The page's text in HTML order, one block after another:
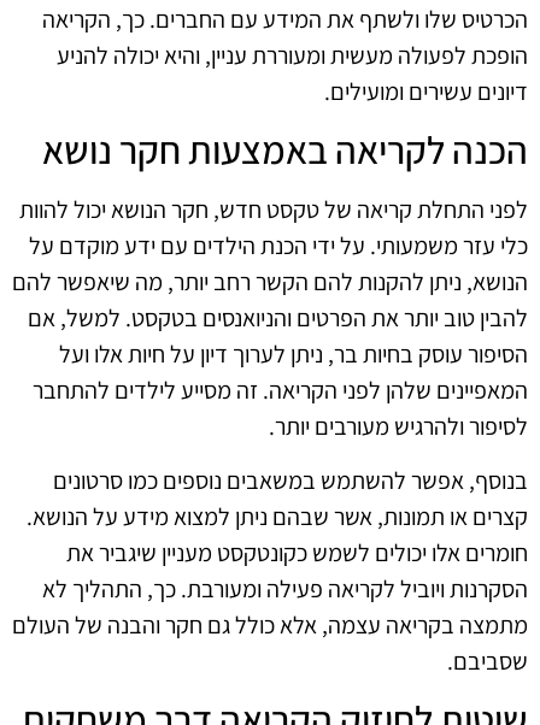
הכרטיס שלו ולשתף את המידע עם החברים. כך, הקריאה
הופכת לפעולה מעשית ומעוררת עניין, והיא יכולה להניע
דיונים עשירים ומועילים.
הכנה לקריאה באמצעות חקר נושא
לפני התחלת קריאה של טקסט חדש, חקר הנושא יכול להוות
כלי עזר משמעותי. על ידי הכנת הילדים עם ידע מוקדם על
הנושא, ניתן להקנות להם הקשר רחב יותר, מה שיאפשר להם
להבין טוב יותר את הפרטים והניואנסים בטקסט. למשל, אם
הסיפור עוסק בחיות בר, ניתן לערוך דיון על חיות אלו ועל
המאפיינים שלהן לפני הקריאה. זה מסייע לילדים להתחבר
לסיפור ולהרגיש מעורבים יותר.
בנוסף, אפשר להשתמש במשאבים נוספים כמו סרטונים
קצרים או תמונות, אשר שבהם ניתן למצוא מידע על הנושא.
חומרים אלו יכולים לשמש כקונטקסט מעניין שיגביר את
הסקרנות ויוביל לקריאה פעילה ומעורבת. כך, התהליך לא
מתמצה בקריאה עצמה, אלא כולל גם חקר והבנה של העולם
שסביבם.